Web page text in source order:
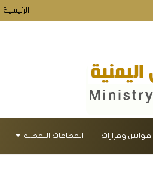
الرئيسية
قوانين وقرارات القطاعات النفطية